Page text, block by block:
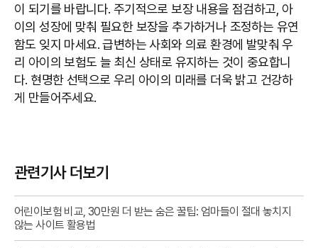
이 되기를 바랍니다. 주기적으로 보장 내용을 점검하고, 아
이의 성장에 맞춰 필요한 보장을 추가하거나 조정하는 유연
함도 잊지 마세요. 급변하는 사회와 의료 환경에 발맞춰 우
리 아이의 보험도 늘 최신 상태로 유지하는 것이 중요합니
다. 현명한 선택으로 우리 아이의 미래를 더욱 밝고 건강하
게 만들어주세요.
관련기사 더보기
어린이보험 비교, 30만원 더 받는 숨은 꿀팁: 엄마들이 절대 놓치지
않는 사이트 활용법